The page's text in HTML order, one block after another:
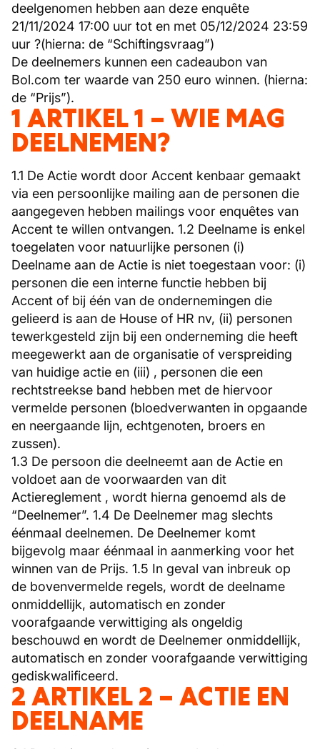
deelgenomen hebben aan deze enquête
21/11/2024 17:00 uur tot en met 05/12/2024 23:59
uur ?(hierna: de “Schiftingsvraag”)
De deelnemers kunnen een cadeaubon van
Bol.com ter waarde van 250 euro winnen. (hierna:
de “Prijs”).
1 ARTIKEL 1 – WIE MAG
DEELNEMEN?
1.1 De Actie wordt door Accent kenbaar gemaakt
via een persoonlijke mailing aan de personen die
aangegeven hebben mailings voor enquêtes van
Accent te willen ontvangen. 1.2 Deelname is enkel
toegelaten voor natuurlijke personen (i)
Deelname aan de Actie is niet toegestaan voor: (i)
personen die een interne functie hebben bij
Accent of bij één van de ondernemingen die
gelieerd is aan de House of HR nv, (ii) personen
tewerkgesteld zijn bij een onderneming die heeft
meegewerkt aan de organisatie of verspreiding
van huidige actie en (iii) , personen die een
rechtstreekse band hebben met de hiervoor
vermelde personen (bloedverwanten in opgaande
en neergaande lijn, echtgenoten, broers en
zussen).
1.3 De persoon die deelneemt aan de Actie en
voldoet aan de voorwaarden van dit
Actiereglement , wordt hierna genoemd als de
“Deelnemer”. 1.4 De Deelnemer mag slechts
éénmaal deelnemen. De Deelnemer komt
bijgevolg maar éénmaal in aanmerking voor het
winnen van de Prijs. 1.5 In geval van inbreuk op
de bovenvermelde regels, wordt de deelname
onmiddellijk, automatisch en zonder
voorafgaande verwittiging als ongeldig
beschouwd en wordt de Deelnemer onmiddellijk,
automatisch en zonder voorafgaande verwittiging
gediskwalificeerd.
2 ARTIKEL 2 – ACTIE EN
DEELNAME